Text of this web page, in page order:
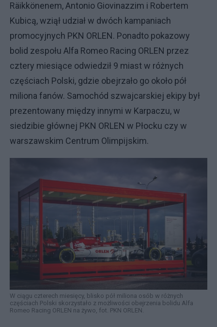
Räikkönenem, Antonio Giovinazzim i Robertem
Kubicą, wziął udział w dwóch kampaniach
promocyjnych PKN ORLEN. Ponadto pokazowy
bolid zespołu Alfa Romeo Racing ORLEN przez
cztery miesiące odwiedził 9 miast w różnych
częściach Polski, gdzie obejrzało go około pół
miliona fanów. Samochód szwajcarskiej ekipy był
prezentowany między innymi w Karpaczu, w
siedzibie głównej PKN ORLEN w Płocku czy w
warszawskim Centrum Olimpijskim.
​W ciągu czterech miesięcy, blisko pół miliona osób w różnych
częściach Polski skorzystało z możliwości obejrzenia bolidu Alfa
Romeo Racing ORLEN na żywo, fot. PKN ORLEN.